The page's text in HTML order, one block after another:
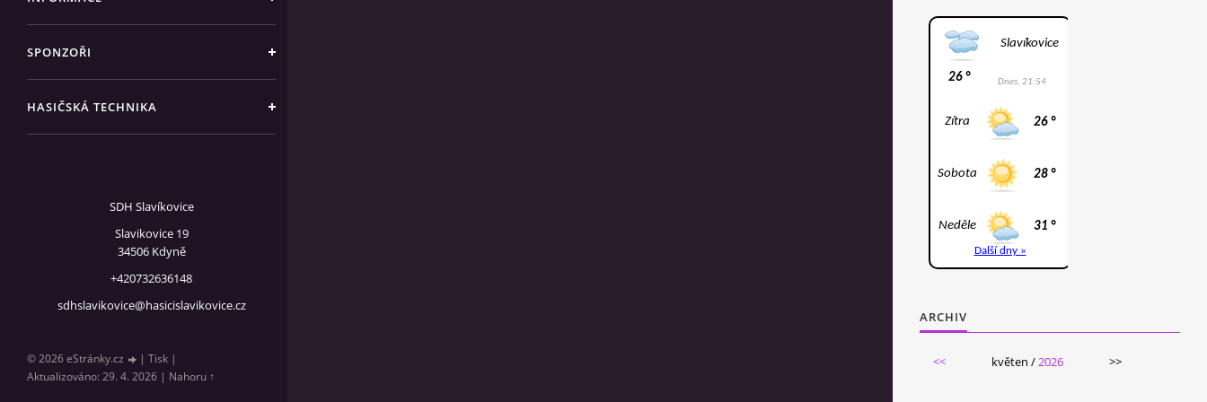
SPONZOŘI
HASIČSKÁ TECHNIKA
SDH Slavíkovice
Slavikovice 19
34506 Kdyně
+420732636148
sdhslavikovice@hasicislavikovice.cz
© 2026 eStránky.cz | Tisk |
Aktualizováno: 29. 4. 2026 | Nahoru ↑
ARCHIV
<< květen /2026 >>